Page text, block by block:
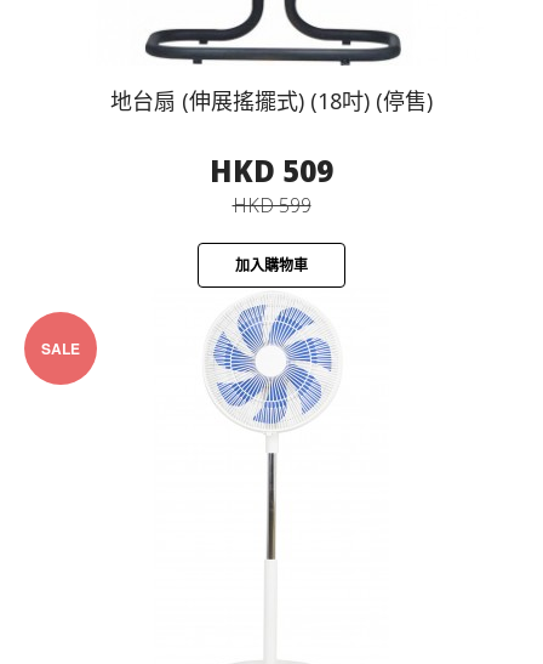
地台扇 (伸展搖擺式) (18吋) (停售)
HKD 509
HKD 599
加入購物車
SALE